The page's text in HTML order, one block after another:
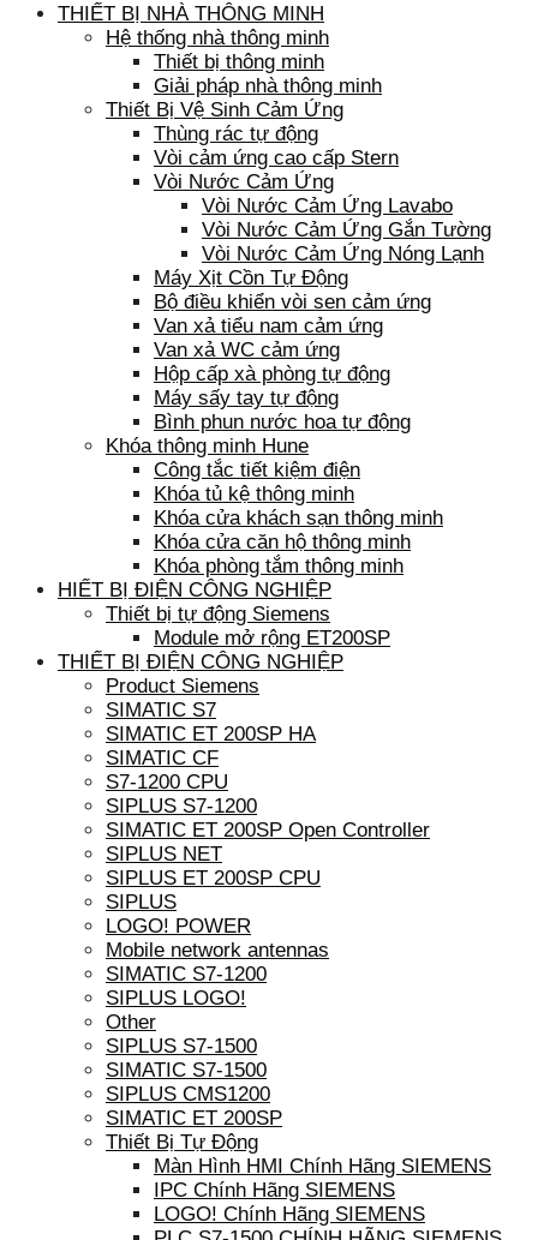
THIẾT BỊ NHÀ THÔNG MINH
Hệ thống nhà thông minh
Thiết bị thông minh
Giải pháp nhà thông minh
Thiết Bị Vệ Sinh Cảm Ứng
Thùng rác tự động
Vòi cảm ứng cao cấp Stern
Vòi Nước Cảm Ứng
Vòi Nước Cảm Ứng Lavabo
Vòi Nước Cảm Ứng Gắn Tường
Vòi Nước Cảm Ứng Nóng Lạnh
Máy Xịt Cồn Tự Động
Bộ điều khiển vòi sen cảm ứng
Van xả tiểu nam cảm ứng
Van xả WC cảm ứng
Hộp cấp xà phòng tự động
Máy sấy tay tự động
Bình phun nước hoa tự động
Khóa thông minh Hune
Công tắc tiết kiệm điện
Khóa tủ kệ thông minh
Khóa cửa khách sạn thông minh
Khóa cửa căn hộ thông minh
Khóa phòng tắm thông minh
HIẾT BỊ ĐIỆN CÔNG NGHIỆP
Thiết bị tự động Siemens
Module mở rộng ET200SP
THIẾT BỊ ĐIỆN CÔNG NGHIỆP
Product Siemens
SIMATIC S7
SIMATIC ET 200SP HA
SIMATIC CF
S7-1200 CPU
SIPLUS S7-1200
SIMATIC ET 200SP Open Controller
SIPLUS NET
SIPLUS ET 200SP CPU
SIPLUS
LOGO! POWER
Mobile network antennas
SIMATIC S7-1200
SIPLUS LOGO!
Other
SIPLUS S7-1500
SIMATIC S7-1500
SIPLUS CMS1200
SIMATIC ET 200SP
Thiết Bị Tự Động
Màn Hình HMI Chính Hãng SIEMENS
IPC Chính Hãng SIEMENS
LOGO! Chính Hãng SIEMENS